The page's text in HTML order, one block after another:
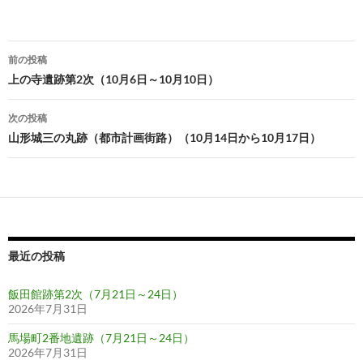
投
稿
ナ
ビ
ゲ
ー
ョ
前の投稿
上の寺遺跡第2次（10月6日～10月10日）
次の投稿
山形城三の丸跡（都市計画街路）（10月14日から10月17日）
最近の投稿
飯田館跡第2次（7月21日～24日）
2026年7月31日
馬場町2番地遺跡（7月21日～24日）
2026年7月31日